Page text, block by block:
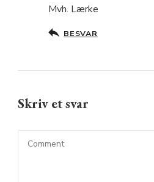
Mvh. Lærke
BESVAR
Skriv et svar